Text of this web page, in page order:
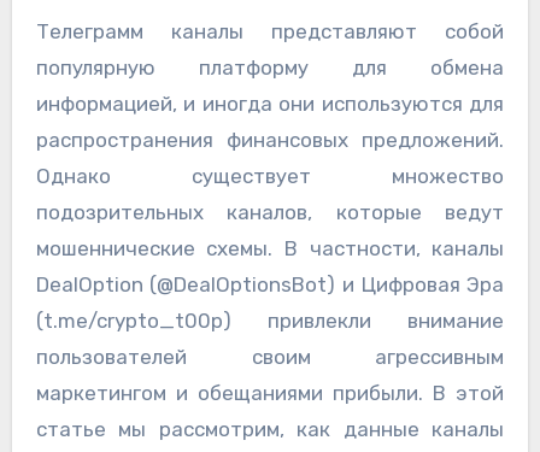
Телеграмм каналы представляют собой
популярную платформу для обмена
информацией, и иногда они используются для
распространения финансовых предложений.
Однако существует множество
подозрительных каналов, которые ведут
мошеннические схемы. В частности, каналы
DealOption (@DealOptionsBot) и Цифровая Эра
(t.me/crypto_t00p) привлекли внимание
пользователей своим агрессивным
маркетингом и обещаниями прибыли. В этой
статье мы рассмотрим, как данные каналы